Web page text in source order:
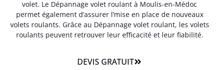
volet. Le Dépannage volet roulant à Moulis-en-Médoc
permet également d’assurer l’mise en place de nouveaux
volets roulants. Grâce au Dépannage volet roulant, les volets
roulants peuvent retrouver leur efficacité et leur fiabilité.
DEVIS GRATUIT